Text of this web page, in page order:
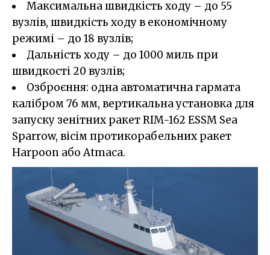
Максимальна швидкість ходу – до 55
вузлів, швидкість ходу в економічному
режимі – до 18 вузлів;
Дальність ходу – до 1000 миль при
швидкості 20 вузлів;
Озброєння: одна автоматична гармата
калібром 76 мм, вертикальна установка для
запуску зенітних ракет RIM-162 ESSM Sea
Sparrow, вісім протикорабельних ракет
Harpoon або Atmaca.